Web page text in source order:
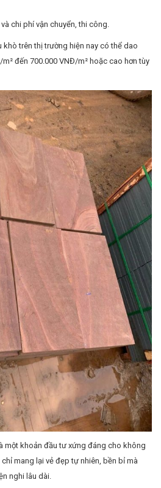
chi phí vận chuyển, thi công.
khò trên thị trường hiện nay có thể dao
đến 700.000 VNĐ/m² hoặc cao hơn tùy
là một khoản đầu tư xứng đáng cho không
mang lại vẻ đẹp tự nhiên, bền bỉ mà
nghi lâu dài.